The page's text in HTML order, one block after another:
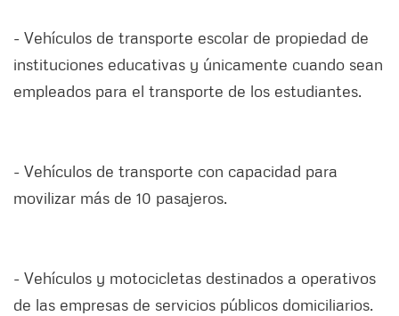
- Vehículos de transporte escolar de propiedad de
instituciones educativas y únicamente cuando sean
empleados para el transporte de los estudiantes.
- Vehículos de transporte con capacidad para
movilizar más de 10 pasajeros.
- Vehículos y motocicletas destinados a operativos
de las empresas de servicios públicos domiciliarios.